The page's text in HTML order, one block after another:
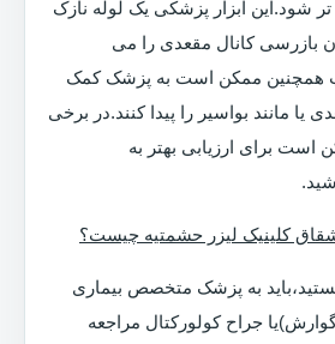
شود.این ابزار پزشکی یک لوله نازک
بازرسی کانال مقعدی را می
همچنین ممکن است به پزشک کمک
یا مانند بواسیر را پیدا کنند.در برخی
است برای ارزیابی بهتر به
کلینیک لیزر حشمتیه چیست؟
به پزشک متخصص بیماری
جراح کولورکتال مراجعه